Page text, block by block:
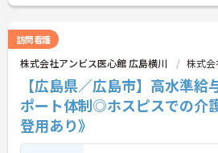
訪問看護
株式会社アンビス医心館 広島横川 株式会
【広島県／広島市】高水準
ポート体制◎ホスピスでの介
登用あり》